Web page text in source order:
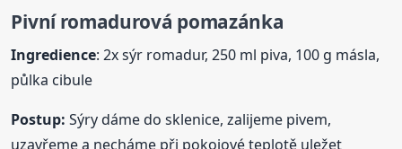
Pivní romadurová pomazánka
Ingredience: 2x sýr romadur, 250 ml piva, 100 g másla,
půlka cibule
Postup: Sýry dáme do sklenice, zalijeme pivem,
uzavřeme a necháme při pokojové teplotě uležet